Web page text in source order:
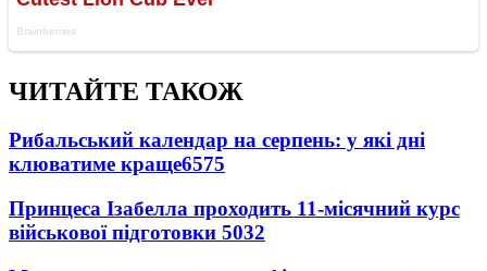
ЧИТАЙТЕ ТАКОЖ
Рибальський календар на серпень: у які дні
клюватиме краще6575
Принцеса Ізабелла проходить 11-місячний курс
військової підготовки 5032